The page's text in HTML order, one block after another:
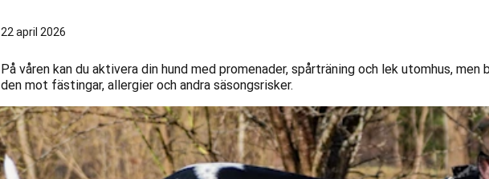
22 april 2026
På våren kan du aktivera din hund med promenader, spårträning och lek utomhus, men
den mot fästingar, allergier och andra säsongsrisker.